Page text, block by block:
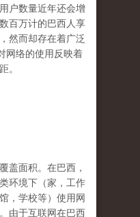
户数量近年还会增
百万计的巴西人享
然而却存在着广泛
网络的使用反映着
。
盖面积。在巴西，
环境下（家，工作
，学校等）使用网
由于互联网在巴西